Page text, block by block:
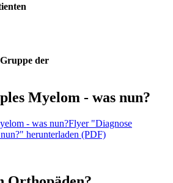
der
Myelom - was nun?
Flyer "Diagnose
herunterladen (PDF)